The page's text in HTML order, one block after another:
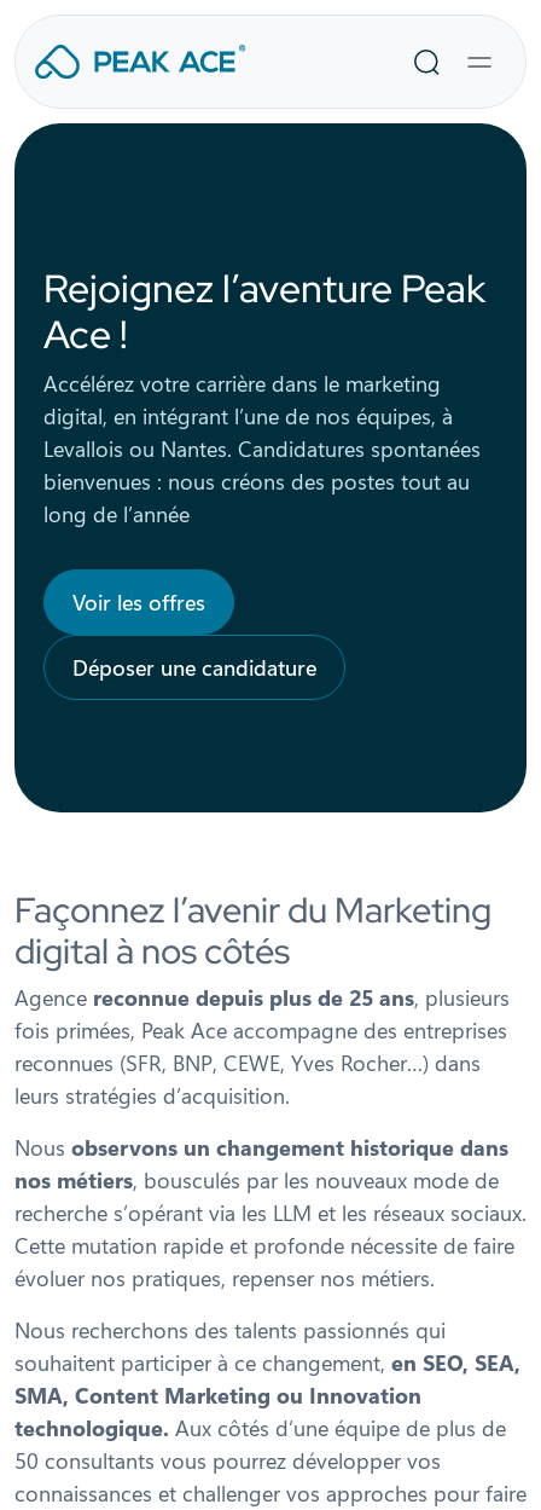
Aller
contenu
Recherche
Rejoignez l’aventure Peak
Ace !
Accélérez votre carrière dans le marketing
digital, en intégrant l’une de nos équipes, à
Levallois ou Nantes. Candidatures spontanées
bienvenues : nous créons des postes tout au
long de l’année
Voir les offres
Déposer une candidature
Façonnez l’avenir du Marketing
digital à nos côtés
Agence reconnue depuis plus de 25 ans, plusieurs
fois primées, Peak Ace accompagne des entreprises
reconnues (SFR, BNP, CEWE, Yves Rocher…) dans
leurs stratégies d’acquisition.
Nous observons un changement historique dans
nos métiers, bousculés par les nouveaux mode de
recherche s’opérant via les LLM et les réseaux sociaux.
Cette mutation rapide et profonde nécessite de faire
évoluer nos pratiques, repenser nos métiers.
Nous recherchons des talents passionnés qui
souhaitent participer à ce changement, en SEO, SEA,
SMA, Content Marketing ou Innovation
technologique. Aux côtés d’une équipe de plus de
50 consultants vous pourrez développer vos
connaissances et challenger vos approches pour faire